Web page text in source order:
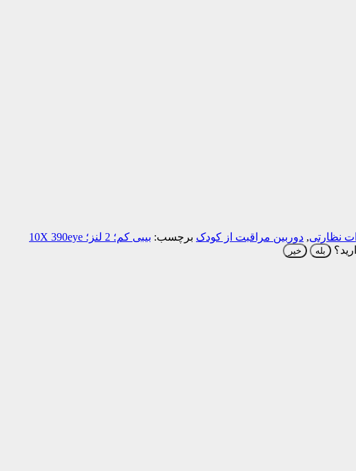
نظارتی, دوربین مراقبت از کودک برچسب: بیبی کم؛ 2 لنز؛ 10X 390eye
بله
خیر